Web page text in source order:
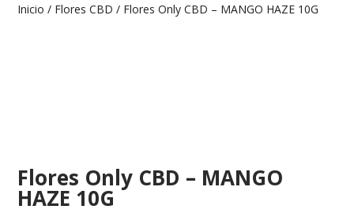
Inicio / Flores CBD / Flores Only CBD – MANGO HAZE 10G
Flores Only CBD – MANGO
HAZE 10G